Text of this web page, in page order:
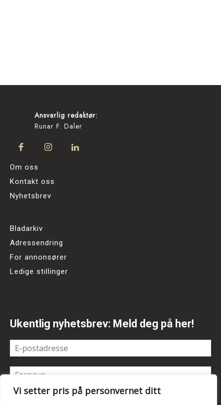
Vi setter pris på personvernet ditt
Ansvarlig redaktør:
Runar F. Daler
Om oss
Kontakt oss
Nyhetsbrev
Bladarkiv
Adressendring
For annonsører
Ledige stillinger
Ukentlig nyhetsbrev: Meld deg på her!